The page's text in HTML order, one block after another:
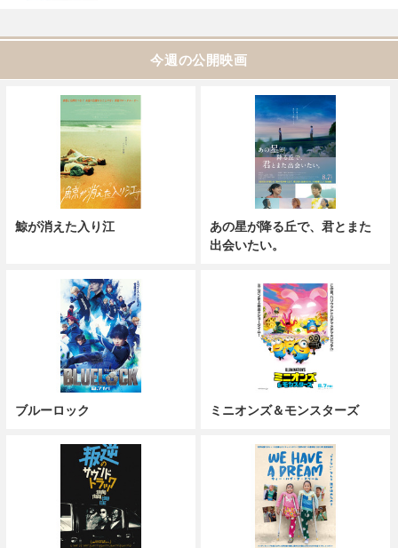
今週の公開映画
鯨が消えた入り江
あの星が降る丘で、君とまた
出会いたい。
ブルーロック ミニオンズ＆モンスターズ